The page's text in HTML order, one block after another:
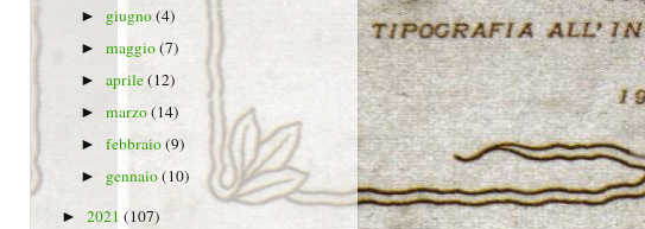
► giugno(4)
►maggio(7)
►aprile(12)
►marzo(14)
►febbraio(9)
► gennaio(10)
► 2021 (107)